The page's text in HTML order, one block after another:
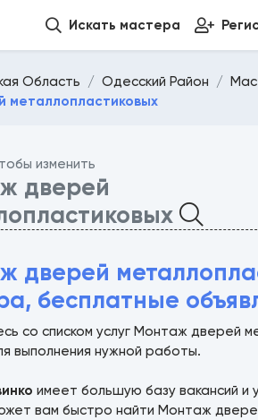
Искать мастера
Область Одесский Район
металлопластиковых
изменить
дверей
дверей
бесплатные
со списком услуг Монтаж дверей
выполнения нужной работы.
имеет большую базу вакансий и
вам быстро найти Монтаж